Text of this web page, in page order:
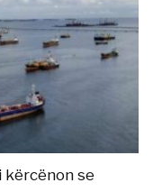
kërcënon se